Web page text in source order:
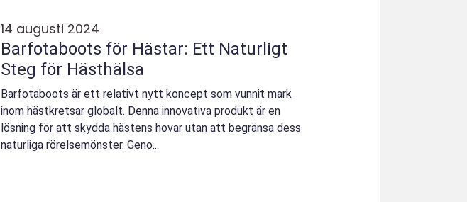
14 augusti 2024
Barfotaboots för Hästar: Ett Naturligt
Steg för Hästhälsa
Barfotaboots är ett relativt nytt koncept som vunnit mark
inom hästkretsar globalt. Denna innovativa produkt är en
lösning för att skydda hästens hovar utan att begränsa dess
naturliga rörelsemönster. Geno...